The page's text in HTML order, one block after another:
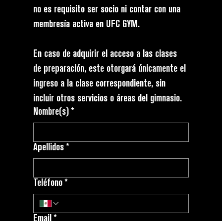
no es requisito ser socio ni contar con una
membresía activa en UFC GYM.
En caso de adquirir el acceso a las clases
de preparación, este otorgará únicamente el
ingreso a la clase correspondiente, sin
incluir otros servicios o áreas del gimnasio.
Nombre(s) *
Apellidos *
Teléfono *
Email *